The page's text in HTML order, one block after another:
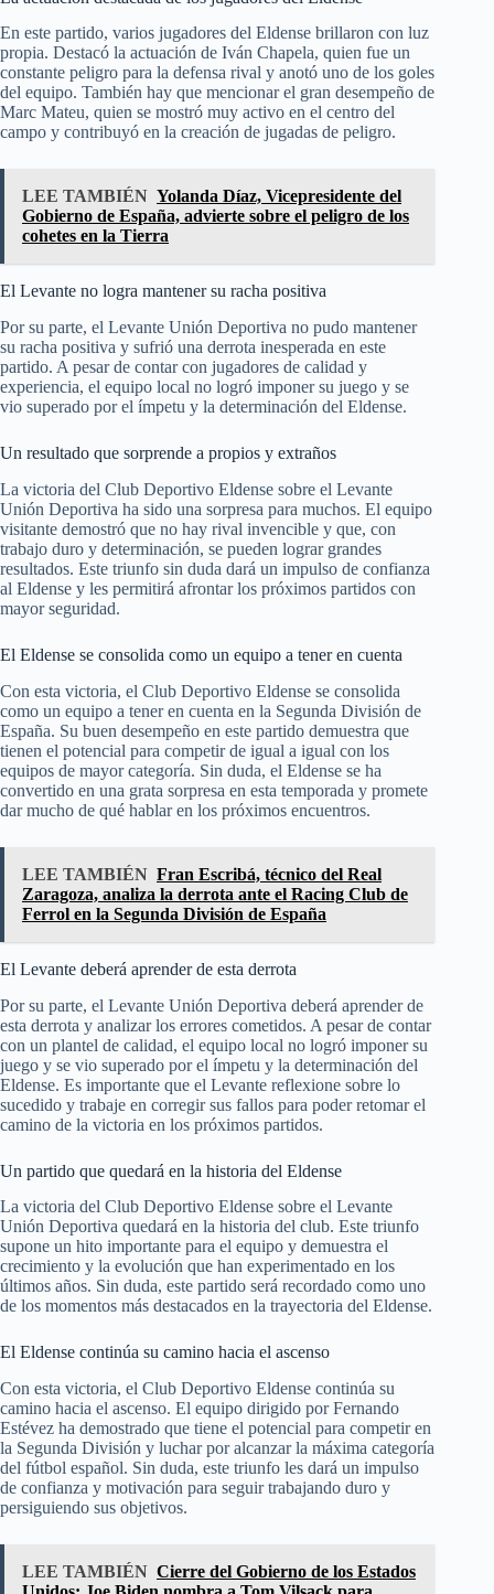
En este partido, varios jugadores del Eldense brillaron con luz
propia. Destacó la actuación de Iván Chapela, quien fue un
constante peligro para la defensa rival y anotó uno de los goles
del equipo. También hay que mencionar el gran desempeño de
Marc Mateu, quien se mostró muy activo en el centro del
campo y contribuyó en la creación de jugadas de peligro.
LEE TAMBIÉN Yolanda Díaz, Vicepresidente del
Gobierno de España, advierte sobre el peligro de los
cohetes en la Tierra
El Levante no logra mantener su racha positiva
Por su parte, el Levante Unión Deportiva no pudo mantener
su racha positiva y sufrió una derrota inesperada en este
partido. A pesar de contar con jugadores de calidad y
experiencia, el equipo local no logró imponer su juego y se
vio superado por el ímpetu y la determinación del Eldense.
Un resultado que sorprende a propios y extraños
La victoria del Club Deportivo Eldense sobre el Levante
Unión Deportiva ha sido una sorpresa para muchos. El equipo
visitante demostró que no hay rival invencible y que, con
trabajo duro y determinación, se pueden lograr grandes
resultados. Este triunfo sin duda dará un impulso de confianza
al Eldense y les permitirá afrontar los próximos partidos con
mayor seguridad.
El Eldense se consolida como un equipo a tener en cuenta
Con esta victoria, el Club Deportivo Eldense se consolida
como un equipo a tener en cuenta en la Segunda División de
España. Su buen desempeño en este partido demuestra que
tienen el potencial para competir de igual a igual con los
equipos de mayor categoría. Sin duda, el Eldense se ha
convertido en una grata sorpresa en esta temporada y promete
dar mucho de qué hablar en los próximos encuentros.
LEE TAMBIÉN Fran Escribá, técnico del Real
Zaragoza, analiza la derrota ante el Racing Club de
Ferrol en la Segunda División de España
El Levante deberá aprender de esta derrota
Por su parte, el Levante Unión Deportiva deberá aprender de
esta derrota y analizar los errores cometidos. A pesar de contar
con un plantel de calidad, el equipo local no logró imponer su
juego y se vio superado por el ímpetu y la determinación del
Eldense. Es importante que el Levante reflexione sobre lo
sucedido y trabaje en corregir sus fallos para poder retomar el
camino de la victoria en los próximos partidos.
Un partido que quedará en la historia del Eldense
La victoria del Club Deportivo Eldense sobre el Levante
Unión Deportiva quedará en la historia del club. Este triunfo
supone un hito importante para el equipo y demuestra el
crecimiento y la evolución que han experimentado en los
últimos años. Sin duda, este partido será recordado como uno
de los momentos más destacados en la trayectoria del Eldense.
El Eldense continúa su camino hacia el ascenso
Con esta victoria, el Club Deportivo Eldense continúa su
camino hacia el ascenso. El equipo dirigido por Fernando
Estévez ha demostrado que tiene el potencial para competir en
la Segunda División y luchar por alcanzar la máxima categoría
del fútbol español. Sin duda, este triunfo les dará un impulso
de confianza y motivación para seguir trabajando duro y
persiguiendo sus objetivos.
LEE TAMBIÉN Cierre del Gobierno de los Estados